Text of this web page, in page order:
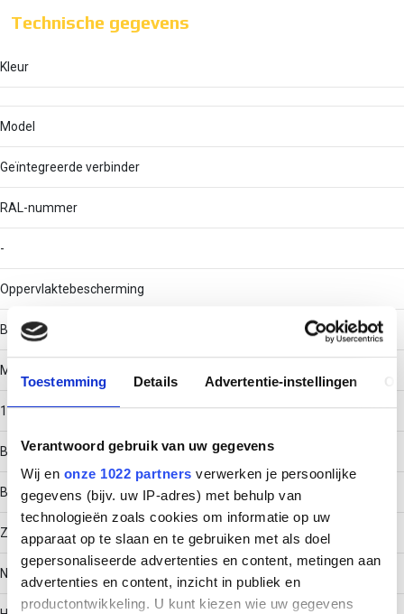
Toestemming Details Advertentie-instellingen
Verantwoord gebruik van uw gegevens
Wij en onze 1022 partners verwerken je persoonlijke
gegevens (bijv. uw IP-adres) met behulp van
technologieën zoals cookies om informatie op uw
apparaat op te slaan en te gebruiken met als doel
gepersonaliseerde advertenties en content, metingen aan
advertenties en content, inzicht in publiek en
productontwikkeling. U kunt kiezen wie uw gegevens
Technische gegevens
Kleur
Model
Geïntegreerde verbinder
RAL-nummer
-
Oppervlaktebescherming
Bandverzinkt (sendzimir verzinkt)
Materiaaldikte
1
Bouwvorm
Bocht star
Zijperforatie
Nee